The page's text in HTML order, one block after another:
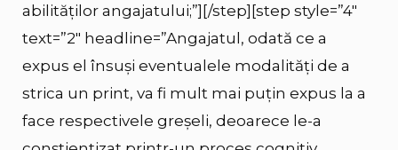
abilităților angajatului;”][/step][step style=”4″
text=”2″ headline=”Angajatul, odată ce a
expus el însuși eventualele modalități de a
strica un print, va fi mult mai puțin expus la a
face respectivele greșeli, deoarece le-a